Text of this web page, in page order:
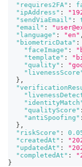
"requires2FA" :
"ipAddress" :
"sendViaEmail" :
"email" :
"language" : "en" ,
"biometricData" :
"faceImage" :
"template" :
"quality" :
} ,
"qualityScore" :
"antiSpoofing" :
} ,
"riskScore" :
"createdAt" :
"updatedAt" :
"completedAt" :
}